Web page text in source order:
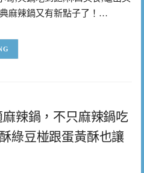
麻辣鍋又有新點子了！…
辣鍋，不只麻辣鍋吃
綠豆椪跟蛋黃酥也讓